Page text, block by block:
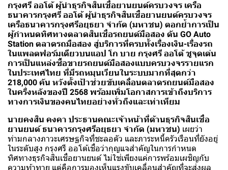
กรุงศรี ออโต้ ผู้นำธุรกิจสินเชื่อยานยนต์ครบวงจร เครือ
ธนาคารกรุงศรี ออโต้ ผู้นำธุรกิจสินเชื่อยานยนต์ครบวงจร
เครือธนาคารกรุงศรีอยุธยา จำกัด (มหาชน) ตอกย้ำการเป็น
ผู้กำหนดทิศทางตลาดสินเชื่อรถยนต์มือสอง ดัน GO Auto
Station ตลาดรถมือสอง สู่บริการที่ครบทั้งเรื่องเงิน-เรื่องรถ
ในแพลตฟอร์มเดียวบนแอป โก บาย กรุงศรี ออโต้ ชูจุดเด่น
การเป็นแหล่งซื้อขายรถยนต์มือสองแบบครบวงจรรายแรก
ในประเทศไทย ที่มีรถหมุนเวียนในระบบมากที่สุดกว่า
218,000 คัน หวังตั้งเป้าช่วยขับเคลื่อนตลาดรถยนต์มือสอง
ในครึ่งหลังของปี 2568 พร้อมเพิ่มโอกาสการเข้าถึงบริการ
ทางการเงินของคนไทยอย่างทั่วถึงและเท่าเทียม
นายคงสิน คงคา ประธานคณะเจ้าหน้าที่ด้านธุรกิจสินเชื่อ
ยานยนต์ ธนาคารกรุงศรีอยุธยา จำกัด (มหาชน) เผยว่า
ท่ามกลางภาวะเศรษฐกิจที่ชะลอตัว และภาระหนี้ครัวเรือนที่ยังอยู่
ในระดับสูง กรุงศรี ออโต้เชื่อว่ากุญแจสำคัญในการกำหนด
ทิศทางธุรกิจสินเชื่อยานยนต์ ไม่ใช่เพียงแค่การพร้อมเผชิญกับ
ความท้าทาย แต่คือการมองเห็นแรงขับเคลื่อนสำคัญที่จะส่งผล